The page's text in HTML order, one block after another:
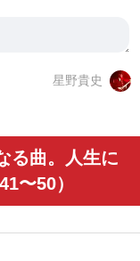
星野貴史
る曲。人生に
〜50）